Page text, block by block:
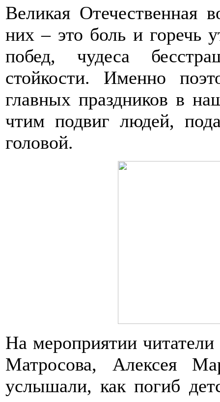
Великая
них – это боль и горечь
побед, чудеса
стойкости. Именно
главных праздников в
чтим подвиг людей,
головой.
На мероприятии
Матросова, Алексея
услышали, как погиб